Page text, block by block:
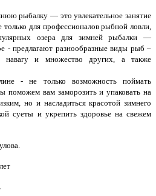
рыбалку — это увлекательное занятие
только для профессионалов рыбной ловли,
озера для зимней рыбалки —
- предлагают разнообразные виды рыб –
навагу и множество других, а также
- не только возможность поймать
поможем вам заморозить и упаковать на
но и насладиться красотой зимнего
суеты и укрепить здоровье на свежем